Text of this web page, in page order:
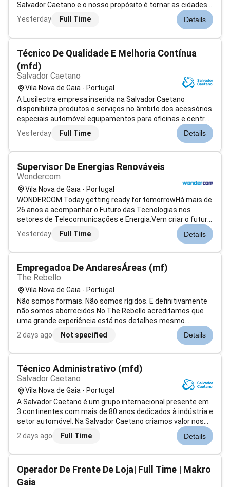
Salvador Caetano e o nosso propósito é tornar as cidades
melhores sítios para se viver. As nossas pessoas
trabalham para desenvolver soluções inovadoras para que
Yesterday Full Time Details
Técnico De Qualidade E Melhoria Contínua
(mfd)
Salvador Caetano
Vila Nova de Gaia - Portugal
A Lusilectra empresa inserida na Salvador Caetano
disponibiliza produtos e serviços no âmbito dos acessórios
especiais automóvel equipamentos para oficinas e centros
de inspeção ferramentas profissionais e máquinas de
movimentação de carga. A nossa missão passa por criar
Yesterday Full Time Details
Supervisor De Energias Renováveis
Wondercom
Vila Nova de Gaia - Portugal
WONDERCOM Today getting ready for tomorrowHá mais de
26 anos a acompanhar o Futuro das Tecnologias nos
setores de Telecomunicações e Energia.Vem criar o futuro
connosco!Estamos a recrutar um Supervisor de Energias
Renováveis para integrar a nossa equipa no Porto.Se tens
Yesterday Full Time Details
Empregadoa De AndaresÁreas (mf)
The Rebello
Vila Nova de Gaia - Portugal
Não somos formais. Não somos rígidos. E definitivamente
não somos aborrecidos.No The Rebello acreditamos que
uma grande experiência está nos detalhes mesmo
naqueles que os hóspedes não veem mas sentem. A nossa
equipa de Housekeeping é essencial para garantir que cada
2 days ago Not specified Details
Técnico Administrativo (mfd)
Salvador Caetano
Vila Nova de Gaia - Portugal
A Salvador Caetano é um grupo internacional presente em
3 continentes com mais de 80 anos dedicados à indústria e
setor automóvel. Na Salvador Caetano criamos valor nos
nossos negócios sempre de olhos postos no futuro e
reafirmando o compromisso de manter sólidas as relações
2 days ago Full Time Details
Operador De Frente De Loja| Full Time | Makro
Gaia